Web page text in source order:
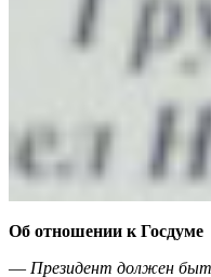
Об отношении к Госдуме
— Президент должен